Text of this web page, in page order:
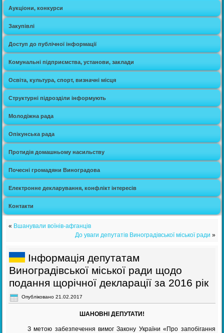
Аукціони, конкурси
Закупівлі
Доступ до публічної інформації
Комунальні підприємства, установи, заклади
Освіта, культура, спорт, визначні місця
Структурні підрозділи інформують
Молодіжна рада
Опікунська рада
Протидія домашньому насильству
Почесні громадяни Виноградова
Електронне декларування, конфлікт інтересів
Контакти
« Вшанували воїнів-афганців
До уваги депутатів Виноградівської міської ради »
Інформація депутатам
Виноградівської міської ради щодо
подання щорічної декларації за 2016 рік
Опубліковано 21.02.2017
ШАНОВНІ ДЕПУТАТИ!
З метою забезпечення вимог Закону України «Про запобігання